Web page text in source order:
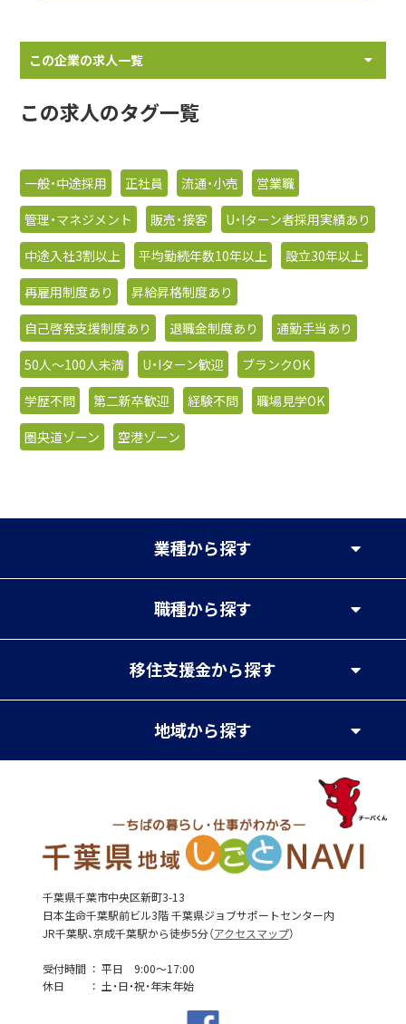
この企業の求人一覧
この求人のタグ一覧
一般・中途採用 正社員 流通・小売
営業職
管理・マネジメント
販売・接客
U・Iターン者採用実績あり
中途入社3割以上
平均勤続年数10年以上
設立30年以上
再雇用制度あり
昇給昇格制度あり
自己啓発支援制度あり
退職金制度あり
通勤手当あり
50人〜100人未満
U・Iターン歓迎
ブランクOK
学歴不問
第二新卒歓迎 経験不問
職場見学OK
圏央道ゾーン
空港ゾーン
業種から探す
職種から探す
移住支援金から探す
地域から探す
千葉県千葉市中央区新町3-13
日本生命千葉駅前ビル3階 千葉県ジョブサポートセンター内
JR千葉駅、京成千葉駅から徒歩5分（アクセスマップ）
受付時間
平日 9:00～17:00
休日
土・日・祝・年末年始